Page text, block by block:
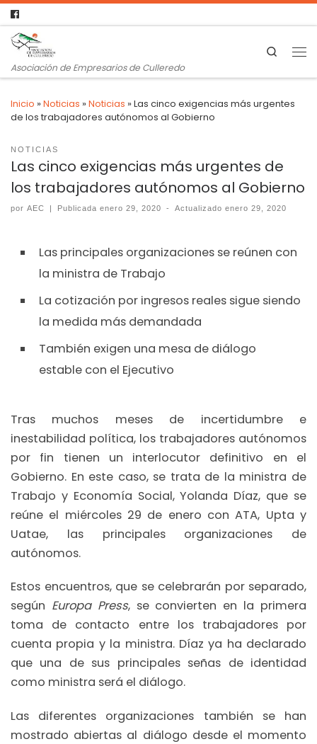
Asociación de Empresarios de Culleredo
Search
Inicio »Noticias »Noticias »Las cinco exigencias más urgentes
de los trabajadores autónomos al Gobierno
NOTICIAS
Las cinco exigencias más urgentes de
los trabajadores autónomos al Gobierno
por AEC | Publicadaenero 29, 2020 - Actualizadoenero 29, 2020
Las principales organizaciones se reúnen con
la ministra de Trabajo
La cotización por ingresos reales sigue siendo
la medida más demandada
También exigen una mesa de diálogo
estable con el Ejecutivo
Tras muchos meses de incertidumbre e
inestabilidad política, los trabajadores autónomos
por fin tienen un interlocutor definitivo en el
Gobierno. En este caso, se trata de la ministra de
Trabajo y Economía Social, Yolanda Díaz, que se
reúne el miércoles 29 de enero con ATA, Upta y
Uatae, las principales organizaciones de
autónomos.
Estos encuentros, que se celebrarán por separado,
según Europa Press, se convierten en la primera
toma de contacto entre los trabajadores por
cuenta propia y la ministra. Díaz ya ha declarado
que una de sus principales señas de identidad
como ministra será el diálogo.
Las diferentes organizaciones también se han
mostrado abiertas al diálogo desde el momento